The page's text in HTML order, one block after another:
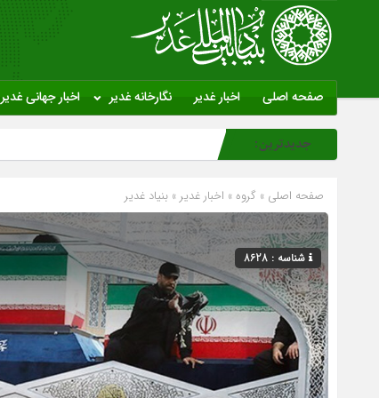
صفحه اصلی اخبار غدیر نگارخانه غدیر اخبار جهانی غدیر
جدیدترین:
صفحه اصلی » گروه » اخبار غدیر » بنیاد غدیر
شناسه : 8628